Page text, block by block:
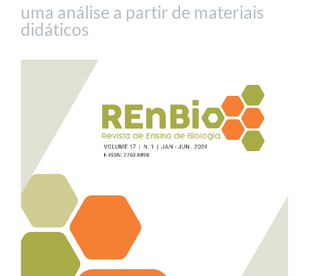
uma análise a partir de materiais
didáticos
lateral
artigos